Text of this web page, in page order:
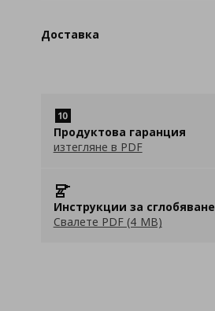
Доставка
Продуктова гаранция
изтегляне в PDF
Инструкции за сглобяване
Свалете PDF (4 MB)